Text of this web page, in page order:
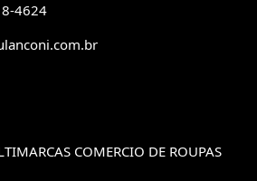
4624
COMERCIO DE ROUPAS